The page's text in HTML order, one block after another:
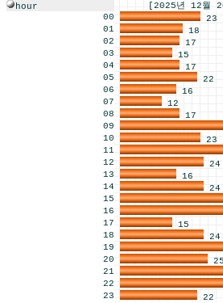
hour
[2025년 12월 20일
00
23
01
18
02
17
03
15
04
17
05
22
06
16
07
12
08
17
09
10
23
11
12
24
13
16
14
24
15
16
17
15
18
24
19
20
25
21
22
23
22